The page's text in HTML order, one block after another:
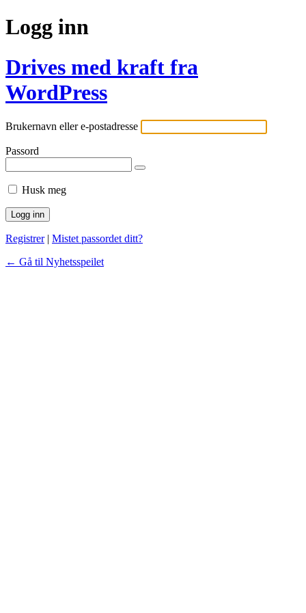
Logg inn
Drives med kraft fra
WordPress
Brukernavn eller e-postadresse
Passord
Husk meg
Registrer| Mistet passordet ditt?
← Gå til Nyhetsspeilet